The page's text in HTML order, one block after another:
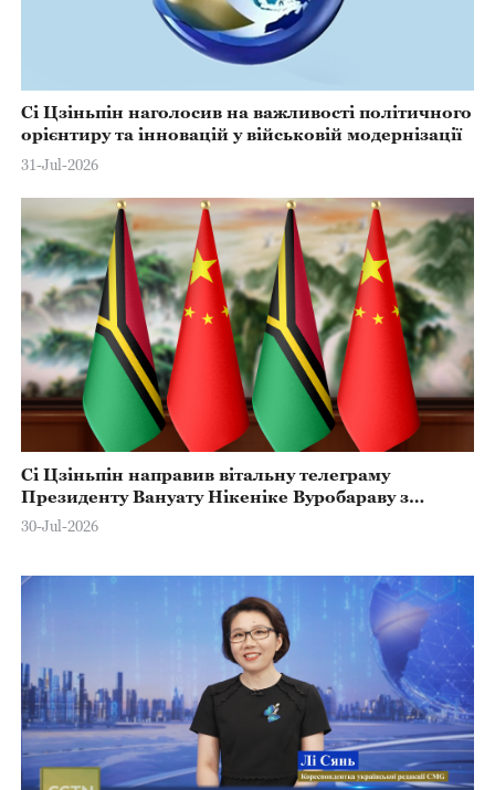
Сі Цзіньпін наголосив на важливості політичного
орієнтиру та інновацій у військовій модернізації
31-Jul-2026
Сі Цзіньпін направив вітальну телеграму
Президенту Вануату Нікеніке Вуробараву з
нагоди Дня Незалежності країни
30-Jul-2026